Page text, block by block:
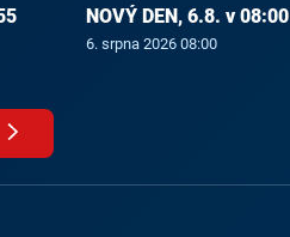
NOVÝ DEN, 6.8. v 08:00
6. srpna 2026 08:00